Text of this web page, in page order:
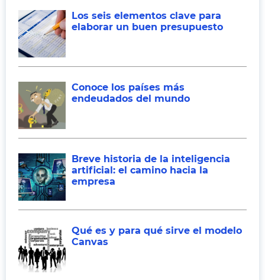
Los seis elementos clave para
elaborar un buen presupuesto
Conoce los países más
endeudados del mundo
Breve historia de la inteligencia
artificial: el camino hacia la
empresa
Qué es y para qué sirve el modelo
Canvas